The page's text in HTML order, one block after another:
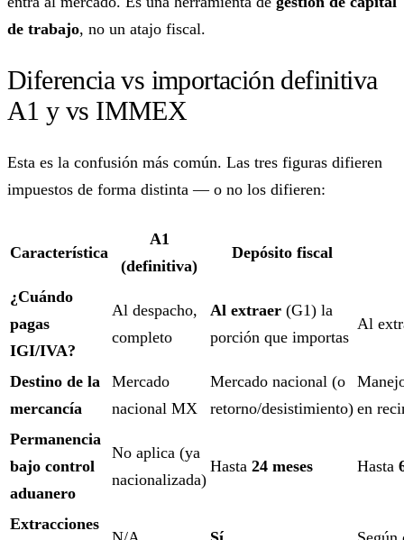
de trabajo, no un atajo fiscal.
Diferencia vs importación definitiva
A1 y vs IMMEX
Esta es la confusión más común. Las tres figuras difieren
impuestos de forma distinta — o no los difieren:
Característica
A1
(definitiva)
Depósito fiscal
¿Cuándo
pagas
IGI/IVA?
Al despacho,
completo
Al extraer (G1) la
porción que importas
Al
Destino de la
mercancía
Mercado
nacional MX
Mercado nacional (o
retorno/desistimiento) en
Permanencia
bajo control
aduanero
No aplica (ya
nacionalizada)
Hasta 24 meses Hasta
Extracciones